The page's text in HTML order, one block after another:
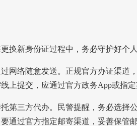
换新身份证过程中，务必守护好个
网络随意发送。 正规官方办证渠道
上提交，应通过官方政务App或指定
第三方代办。
民警提醒，务必选择
通过官方指定邮寄渠道，妥善保管